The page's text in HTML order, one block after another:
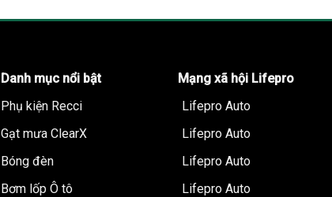
Danh mục nổi bật
Phụ kiện Recci
Gạt mưa ClearX
Bóng đèn
Bơm lốp Ô tô
Mạng xã hội Lifepro
Lifepro Auto
Lifepro Auto
Lifepro Auto
Lifepro Auto